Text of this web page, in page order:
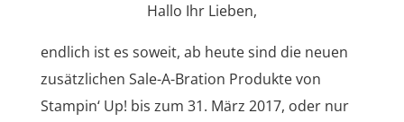
Hallo Ihr Lieben,
endlich ist es soweit, ab heute sind die neuen
zusätzlichen Sale-A-Bration Produkte von
Stampin‘ Up! bis zum 31. März 2017, oder nur